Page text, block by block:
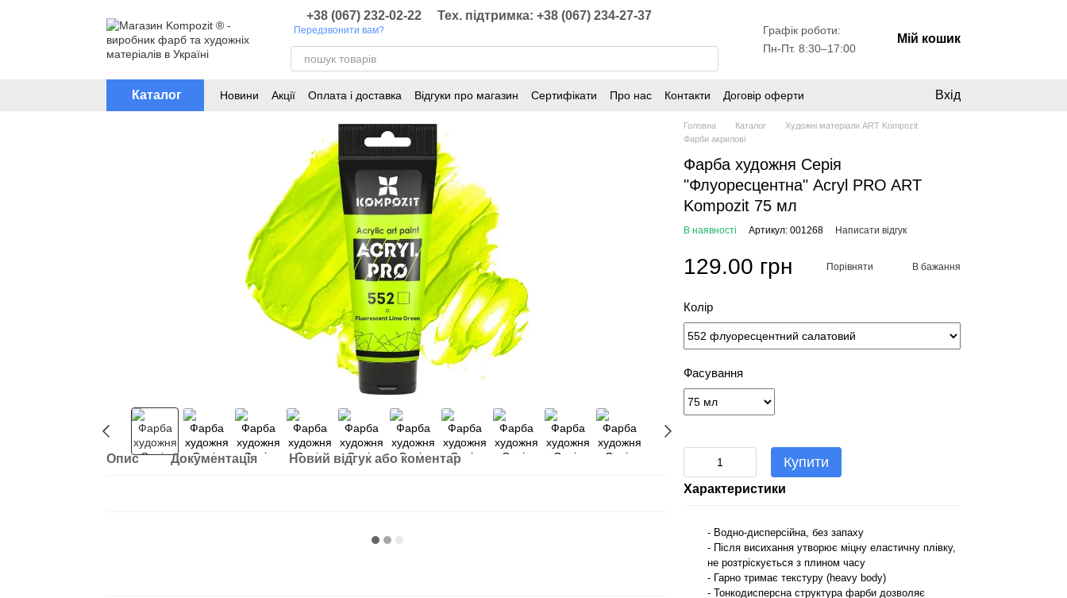
+38 (067) 232-02-22 Тех. підтримка: +38 (067) 234-27-37
Передзвонити вам?
Графік роботи:
Пн-Пт. 8:30–17:00
Мій кошик
Каталог Новини Акції Оплата і доставка Відгуки про магазин Сертифікати Про нас Контакти
Договір оферти
Вхід
Опис Документація Новий відгук або коментар
Головна Каталог
Художні матеріали ART Kompozit
Фарби акрилові
Фарба художня Серія
"Флуоресцентна" Acryl PRO ART
Kompozit 75 мл
В наявності Артикул: 001268 Написати відгук
129.00 грн Порівняти В бажання
Колір
Фасування
Купити
Характеристики
- Водно-дисперсійна, без запаху
- Після висихання утворює міцну еластичну плівку,
не розтріскується з плином часу
- Гарно тримає текстуру (heavy body)
- Тонкодисперсна структура фарби дозволяє